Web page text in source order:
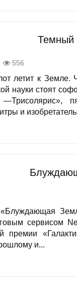
Темный
556
летит к Земле.
науки стоят
и
сервисом
премии
и...